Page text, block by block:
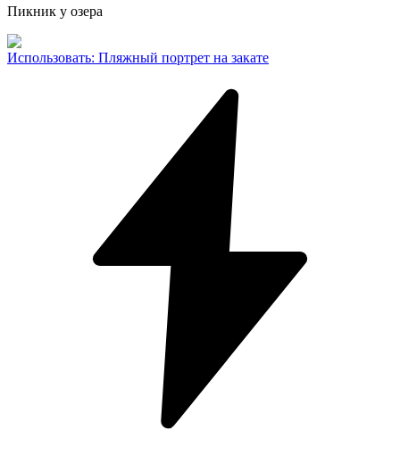
Пикник у озера
Использовать: Пляжный портрет на закате